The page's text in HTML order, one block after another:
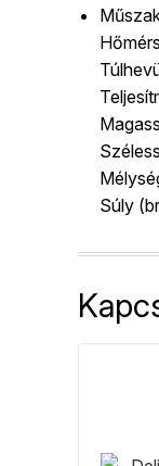
Súly